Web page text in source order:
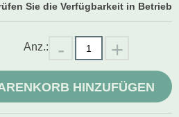
Sie die Verfügbarkeit in Betrieb
Anz.:
HINZUFÜGEN